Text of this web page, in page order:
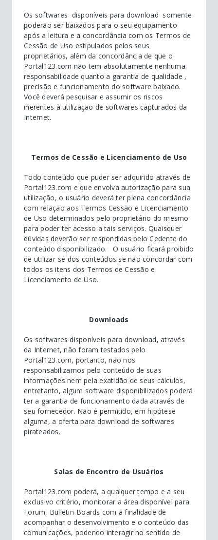
Os softwares disponíveis para download somente
poderão ser baixados para o seu equipamento
após a leitura e a concordância com os Termos de
Cessão de Uso estipulados pelos seus
proprietários, além da concordância de que o
Portal123.com não tem absolutamente nenhuma
responsabilidade quanto a garantia de qualidade ,
precisão e funcionamento do software baixado.
Você deverá pesquisar e assumir os riscos
inerentes à utilização de softwares capturados da
Internet.
Termos de Cessão e Licenciamento de Uso
Todo conteúdo que puder ser adquirido através de
Portal123.com e que envolva autorização para sua
utilização, o usuário deverá ter plena concordância
com relação aos Termos Cessão e Licenciamento
de Uso determinados pelo proprietário do mesmo
para poder ter acesso a tais serviços. Quaisquer
dúvidas deverão ser respondidas pelo Cedente do
conteúdo disponibilizado. O usuário ficará proibido
de utilizar-se dos conteúdos se não concordar com
todos os itens dos Termos de Cessão e
Licenciamento de Uso.
Downloads
Os softwares disponíveis para download, através
da Internet, não foram testados pelo
Portal123.com, portanto, não nos
responsabilizamos pelo conteúdo de suas
informações nem pela exatidão de seus cálculos,
entretanto, algum software disponibilizados poderá
ter a garantia de funcionamento dada através de
seu fornecedor. Não é permitido, em hipótese
alguma, a oferta para download de softwares
pirateados.
Salas de Encontro de Usuários
Portal123.com poderá, a qualquer tempo e a seu
exclusivo critério, monitorar a área disponível para
Forum, Bulletin-Boards com a finalidade de
acompanhar o desenvolvimento e o conteúdo das
comunicações, podendo interagir no sentido de